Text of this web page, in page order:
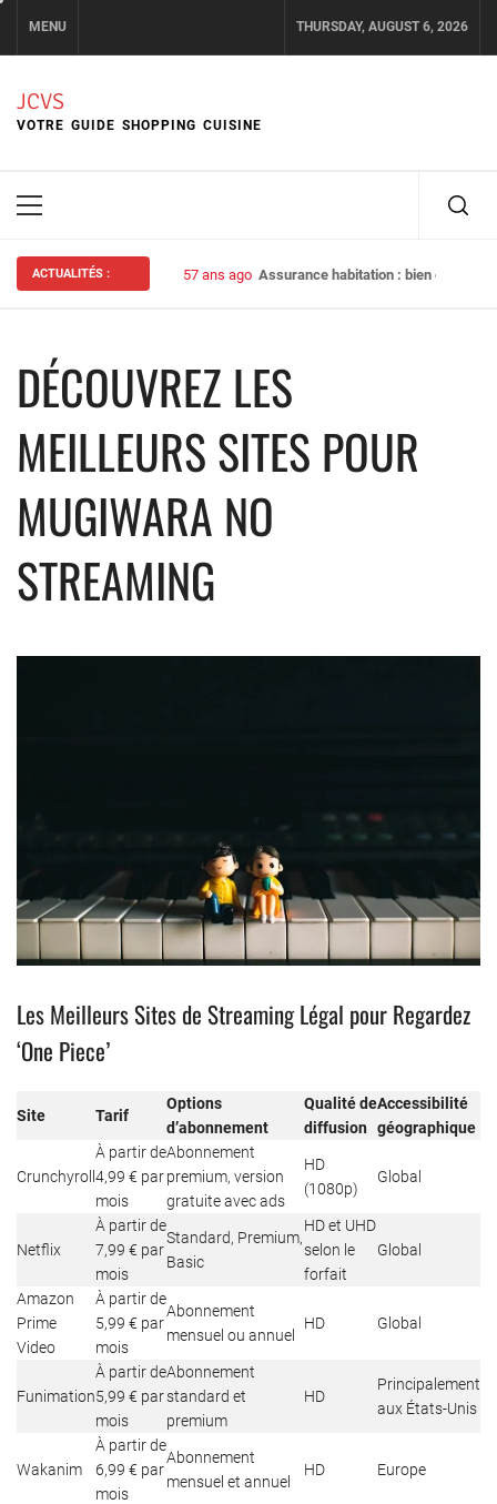
content
MENU THURSDAY, AUGUST 6, 2026
JCVS
VOTRE GUIDE SHOPPING CUISINE
Primary
ACTUALITÉS : 57 ans ago Assurance habitation : bien choisir
DÉCOUVREZ LES
MEILLEURS SITES POUR
MUGIWARA NO
STREAMING
Les Meilleurs Sites de Streaming Légal pour Regardez
‘One Piece’
Site Tarif
Options
d’abonnement
Qualité de
diffusion
Accessibilité
géographique
Crunchyroll
À partir de
4,99 € par
mois
Abonnement
premium, version
gratuite avec ads
HD
(1080p)
Global
Netflix
À partir de
7,99 € par
mois
Standard, Premium,
Basic
HD et UHD
selon le
forfait
Global
Amazon
Prime
Video
À partir de
5,99 € par
mois
Abonnement
mensuel ou annuel
HD Global
Funimation
À partir de
5,99 € par
mois
Abonnement
standard et
premium
HD
Principalement
aux États-Unis
Wakanim
À partir de
6,99 € par
mois
Abonnement
mensuel et annuel
HD Europe